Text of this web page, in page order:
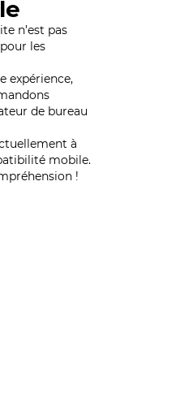
n’est pas
les
expérience,
de bureau
à
mobile.
!